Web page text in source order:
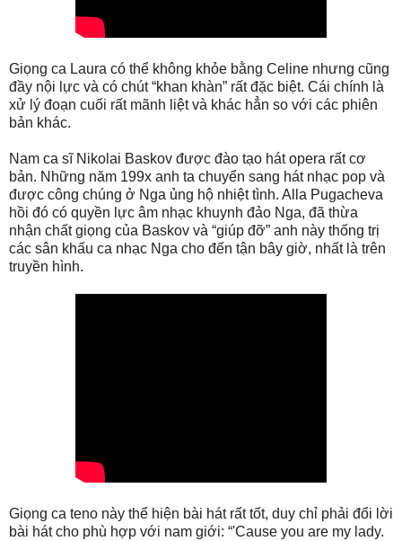
Giọng ca Laura có thể không khỏe bằng Celine nhưng cũng
đầy nội lực và có chút “khan khàn” rất đặc biệt. Cái chính là
xử lý đoạn cuối rất mãnh liệt và khác hẳn so với các phiên
bản khác.
Nam ca sĩ Nikolai Baskov được đào tạo hát opera rất cơ
bản. Những năm 199x anh ta chuyển sang hát nhạc pop và
được công chúng ở Nga ủng hộ nhiệt tình. Alla Pugacheva
hồi đó có quyền lực âm nhạc khuynh đảo Nga, đã thừa
nhận chất giọng của Baskov và “giúp đỡ” anh này thống trị
các sân khấu ca nhạc Nga cho đến tận bây giờ, nhất là trên
truyền hình.
Giọng ca teno này thể hiện bài hát rất tốt, duy chỉ phải đổi lời
bài hát cho phù hợp với nam giới: “'Cause you are my lady.